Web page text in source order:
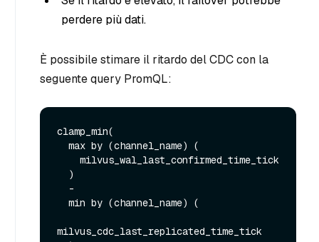
perdere più dati.
È possibile stimare il ritardo del CDC con la
seguente query PromQL:
clamp_min(
milvus_cdc_last_replicated_time_tick